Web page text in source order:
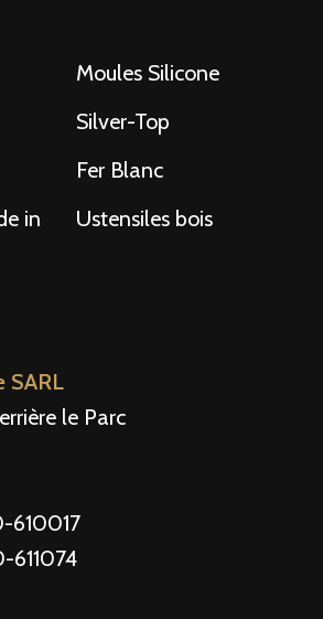
Moules Silicone
Silver-Top
Fer Blanc
in
Ustensiles bois
SARL
le Parc
610017
611074